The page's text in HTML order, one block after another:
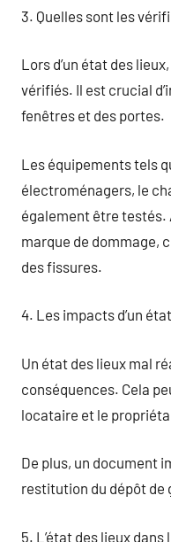
3. Quelles sont les
Lors d’un état des
vérifiés. Il est crucial
fenêtres et des portes.
Les équipements tels
électroménagers, le
également être testés.
marque de dommage,
des fissures.
4. Les impacts d’un
Un état des lieux mal
conséquences. Cela
locataire et le
De plus, un document
restitution du dépôt de
5. L’état des lieux